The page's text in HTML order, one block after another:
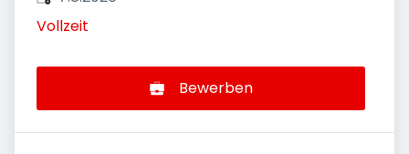
Vollzeit
Bewerben